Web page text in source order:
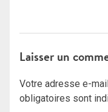
Laisser un
Votre adresse e-
obligatoires sont